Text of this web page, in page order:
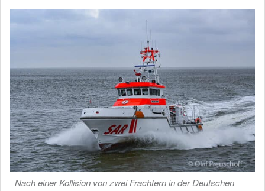
Nach einer Kollision von zwei Frachtern in der Deutschen